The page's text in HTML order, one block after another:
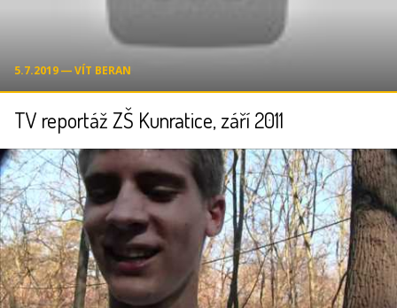
5.7.2019 ― VÍT BERAN
TV reportáž ZŠ Kunratice, září 2011